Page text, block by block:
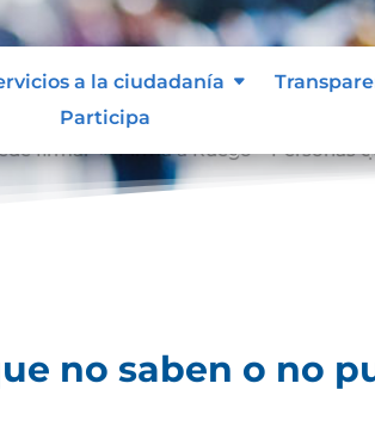
a la ciudadanía
Participa
firmar Firma a Ruego –
no saben o no